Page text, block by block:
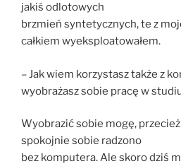
jakiś odlotowych
brzmień syntetycznych, te z
całkiem wyeksploatowałem.
– Jak wiem korzystasz także z
wyobrażasz sobie pracę w
Wyobrazić sobie mogę,
spokojnie sobie radzono
bez komputera. Ale skoro dziś